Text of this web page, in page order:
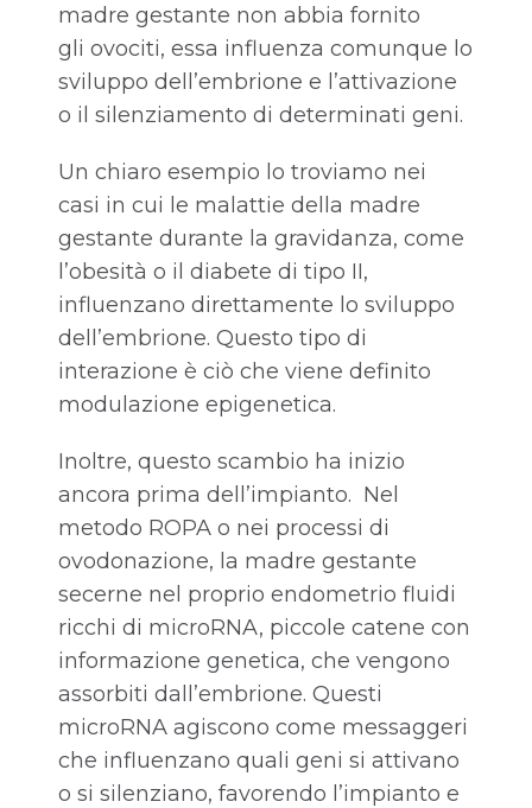
madre gestante non abbia fornito
gli ovociti, essa influenza comunque lo
sviluppo dell’embrione e l’attivazione
o il silenziamento di determinati geni.
Un chiaro esempio lo troviamo nei
casi in cui le malattie della madre
gestante durante la gravidanza, come
l’obesità o il diabete di tipo II,
influenzano direttamente lo sviluppo
dell’embrione. Questo tipo di
interazione è ciò che viene definito
modulazione epigenetica.
Inoltre, questo scambio ha inizio
ancora prima dell’impianto. Nel
metodo ROPA o nei processi di
ovodonazione, la madre gestante
secerne nel proprio endometrio fluidi
ricchi di microRNA, piccole catene con
informazione genetica, che vengono
assorbiti dall’embrione. Questi
microRNA agiscono come messaggeri
che influenzano quali geni si attivano
o si silenziano, favorendo l’impianto e